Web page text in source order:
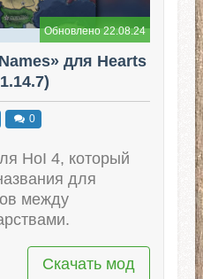
Обновлено 22.08.24
для Hearts
0
HoI 4, который
для
между
Скачать мод